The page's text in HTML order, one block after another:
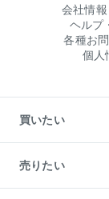
会社情報
ヘルプ
各種お
個人
買いたい
新築・分譲マンショ
中古マンションの購入
一戸建ての購入
売りたい